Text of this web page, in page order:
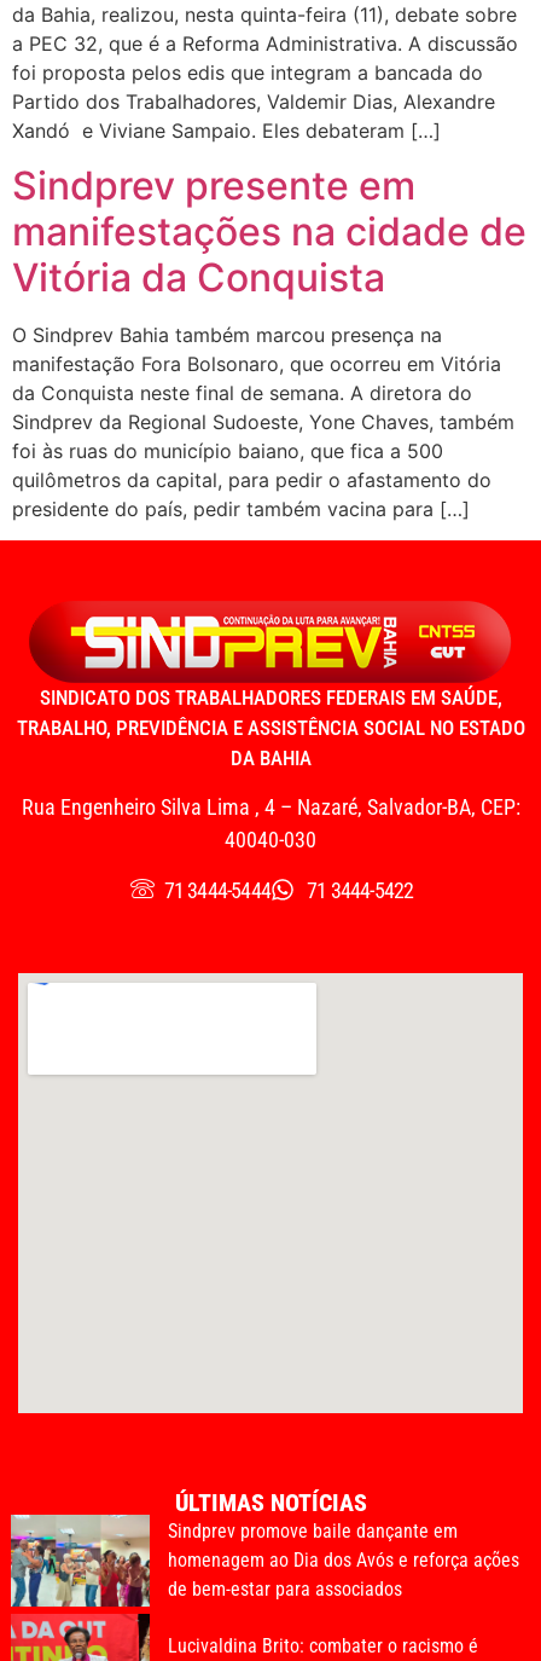
da Bahia, realizou, nesta quinta-feira (11), debate sobre
a PEC 32, que é a Reforma Administrativa. A discussão
foi proposta pelos edis que integram a bancada do
Partido dos Trabalhadores, Valdemir Dias, Alexandre
Xandó e Viviane Sampaio. Eles debateram […]
Sindprev presente em
manifestações na cidade de
Vitória da Conquista
O Sindprev Bahia também marcou presença na
manifestação Fora Bolsonaro, que ocorreu em Vitória
da Conquista neste final de semana. A diretora do
Sindprev da Regional Sudoeste, Yone Chaves, também
foi às ruas do município baiano, que fica a 500
quilômetros da capital, para pedir o afastamento do
presidente do país, pedir também vacina para […]
SINDICATO DOS TRABALHADORES FEDERAIS EM SAÚDE,
TRABALHO, PREVIDÊNCIA E ASSISTÊNCIA SOCIAL NO ESTADO
DA BAHIA
Rua Engenheiro Silva Lima , 4 – Nazaré, Salvador-BA, CEP:
40040-030
71 3444-5444
71 3444-5422
ÚLTIMAS NOTÍCIAS
Sindprev promove baile dançante em
homenagem ao Dia dos Avós e reforça ações
de bem-estar para associados
Lucivaldina Brito: combater o racismo é